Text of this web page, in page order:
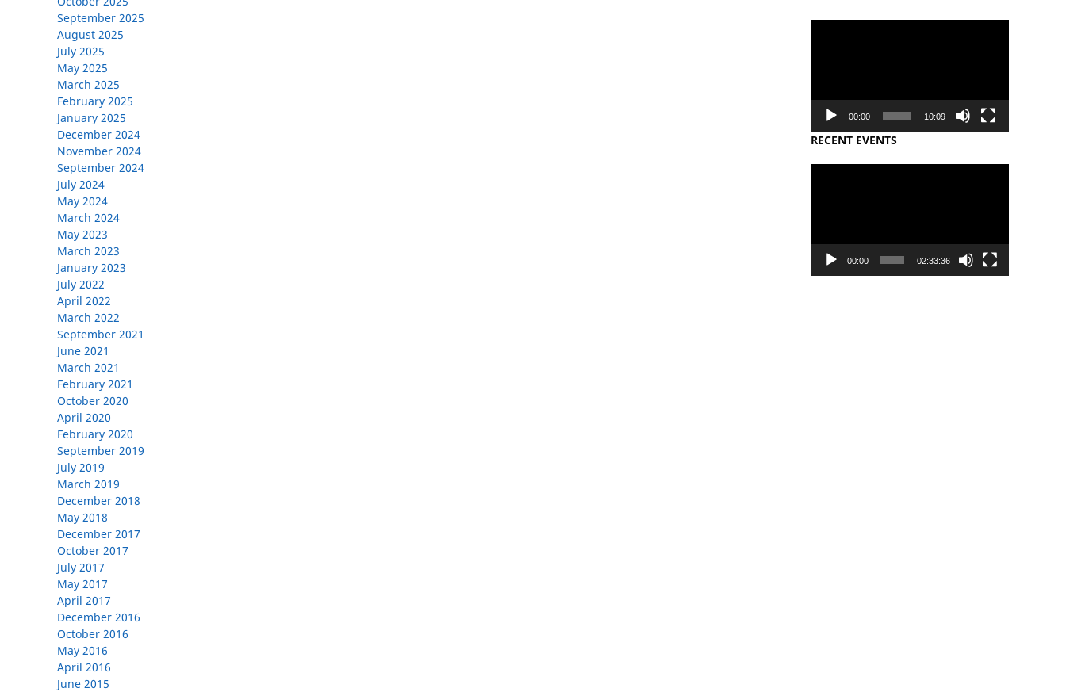
September 2025
August 2025
July 2025
May 2025
March 2025
February 2025
January 2025
December 2024
November 2024
September 2024
July 2024
May 2024
March 2024
May 2023
March 2023
January 2023
July 2022
April 2022
March 2022
September 2021
June 2021
March 2021
February 2021
October 2020
April 2020
February 2020
September 2019
July 2019
March 2019
December 2018
May 2018
December 2017
October 2017
July 2017
May 2017
April 2017
December 2016
October 2016
May 2016
April 2016
June 2015
00:00 10:09
RECENT EVENTS
00:00 02:33:36